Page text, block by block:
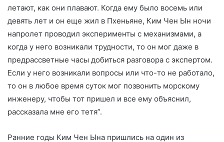
летают, как они плавают. Когда ему было восемь или
девять лет и он еще жил в Пхеньяне, Ким Чен Ын ночи
напролет проводил эксперименты с механизмами, а
когда у него возникали трудности, то он мог даже в
предрассветные часы добиться разговора с экспертом.
Если у него возникали вопросы или что-то не работало,
то он в любое время суток мог позвонить морскому
инженеру, чтобы тот пришел и все ему объяснил,
рассказала мне его тетя”.
Ранние годы Ким Чен Ына пришлись на один из